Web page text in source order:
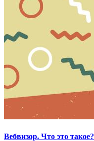
Вебвизор. Что это такое?